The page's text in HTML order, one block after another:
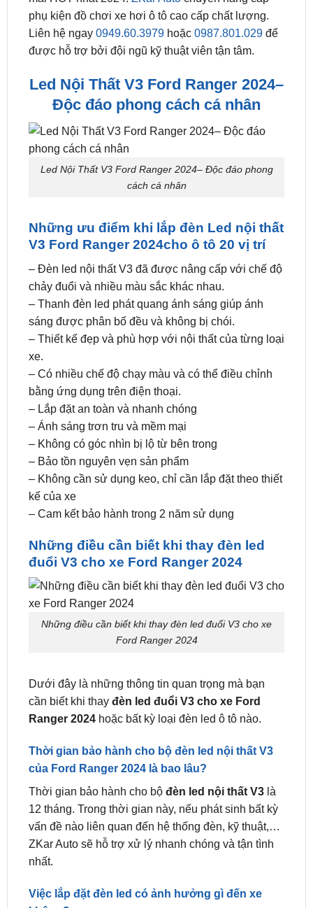
được hỗ trợ bởi đội ngũ kỹ thuật viên tận tâm.
Led Nội Thất V3 Ford Ranger 2024–
Led Nội Thất V3 Ford Ranger 2024– Độc đáo phong
cách cá nhân
Những ưu điểm khi lắp đèn Led nội thất
– Đèn led nội thất V3 đã được nâng cấp với chế độ
chảy đuổi và nhiều màu sắc khác nhau.
– Thanh đèn led phát quang ánh sáng giúp ánh
sáng được phân bố đều và không bị chói.
– Thiết kế đẹp và phù hợp với nội thất của từng loại
xe.
– Có nhiều chế độ chạy màu và có thể điều chỉnh
bằng ứng dụng trên điện thoại.
– Lắp đặt an toàn và nhanh chóng
– Ánh sáng trơn tru và mềm mại
– Không có góc nhìn bị lộ từ bên trong
– Bảo tồn nguyên vẹn sản phẩm
– Không cần sử dụng keo, chỉ cần lắp đặt theo thiết
kế của xe
– Cam kết bảo hành trong 2 năm sử dụng
Những điều cần biết khi thay đèn led
Những điều cần biết khi thay đèn led đuổi V3 cho xe
Ford Ranger 2024
Dưới đây là những thông tin quan trọng mà bạn
Ranger 2024hoặc bất kỳ loại đèn led ô tô nào.
Thời gian bảo hành cho bộ đèn led nội thất V3
Thời gian bảo hành cho bộđèn led nội thất V3là
12 tháng. Trong thời gian này, nếu phát sinh bất kỳ
vấn đề nào liên quan đến hệ thống đèn, kỹ thuật,…
ZKar Auto sẽ hỗ trợ xử lý nhanh chóng và tận tình
nhất.
Việc lắp đặt đèn led có ảnh hưởng gì đến xe
Kỹ thuật viên sẽ thực hiện lắp đặt dải led vào nội